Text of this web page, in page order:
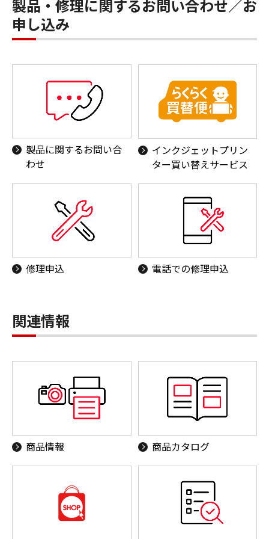
製品・修理に関するお問い合わせ／お
申し込み
製品に関するお問い合
わせ
インクジェットプリン
ター買い替えサービス
修理申込 電話での修理申込
関連情報
商品情報 商品カタログ